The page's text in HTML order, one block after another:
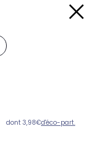
dont 3,98€d'éco-part.